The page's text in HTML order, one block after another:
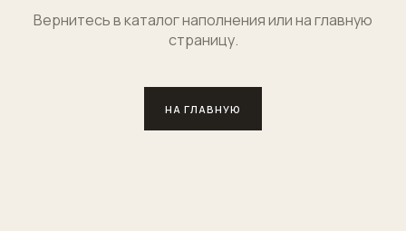
Вернитесь в каталог наполнения или на главную
страницу.
НА ГЛАВНУЮ